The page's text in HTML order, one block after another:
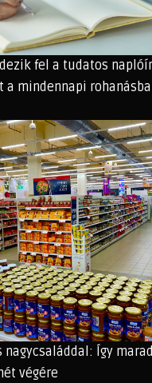
fel a tudatos
a mindennapi
nagycsaláddal: Így
végére